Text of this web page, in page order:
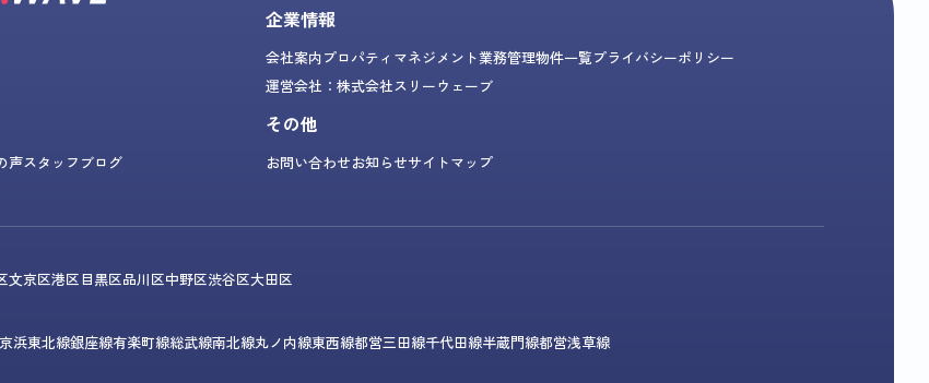
企業情報
会社案内プロパティマネジメント業務管理物件一覧プライバシーポリシー
運営会社：株式会社スリーウェーブ
声スタッフブログ
その他
お問い合わせお知らせサイトマップ
文京区港区目黒区品川区中野区渋谷区大田区
京浜東北線銀座線有楽町線総武線南北線丸ノ内線東西線都営三田線千代田線半蔵門線都営浅草線